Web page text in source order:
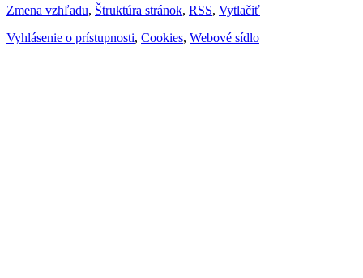
Zmena vzhľadu, Štruktúra stránok, RSS, Vytlačiť
Vyhlásenie o prístupnosti, Cookies, Webové sídlo